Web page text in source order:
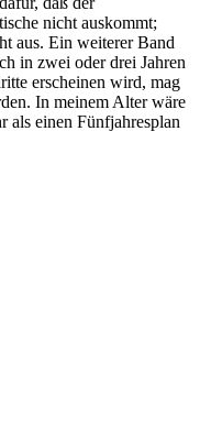
nicht auskommt;
aus. Ein weiterer Band
in zwei oder drei Jahren
erscheinen wird, mag
In meinem Alter wäre
als einen Fünfjahresplan